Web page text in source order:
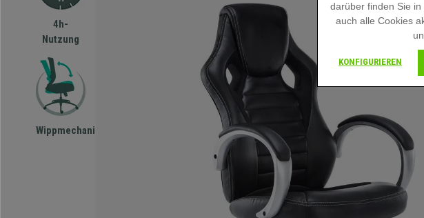
4h-
Nutzung
Wippmechanismus
darüber finden Sie in
auch alle Cookies
KONFIGURIEREN